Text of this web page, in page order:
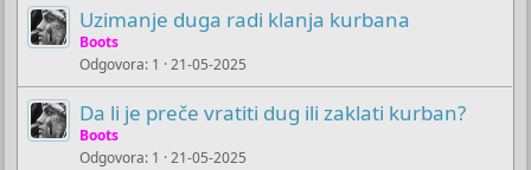
Uzimanje duga radi klanja kurbana
Boots
Odgovora 1 21-05-2025
Da li je preče vratiti dug ili zaklati kurban?
Boots
Odgovora 1 21-05-2025